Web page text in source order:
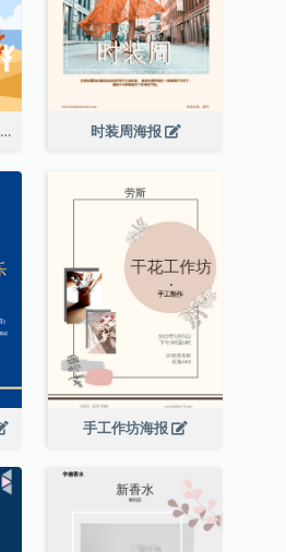
海洋污染插画运动海报 时装周海报
手工作坊海报